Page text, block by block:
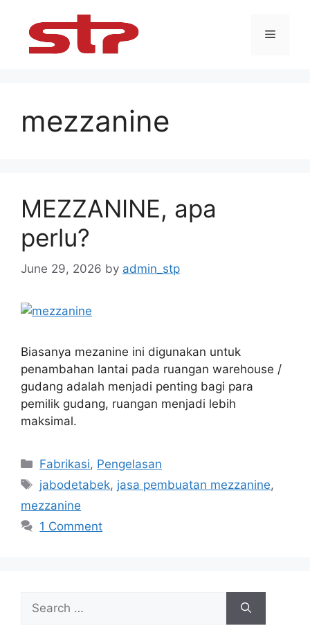
content
Menu
mezzanine
MEZZANINE, apa
perlu?
June 29, 2026 by admin_stp
Biasanya mezanine ini digunakan untuk
penambahan lantai pada ruangan warehouse /
gudang adalah menjadi penting bagi para
pemilik gudang, ruangan menjadi lebih
maksimal.
Categories
Fabrikasi, Pengelasan
Tags
jabodetabek, jasa pembuatan mezzanine,
mezzanine
1 Comment
for: